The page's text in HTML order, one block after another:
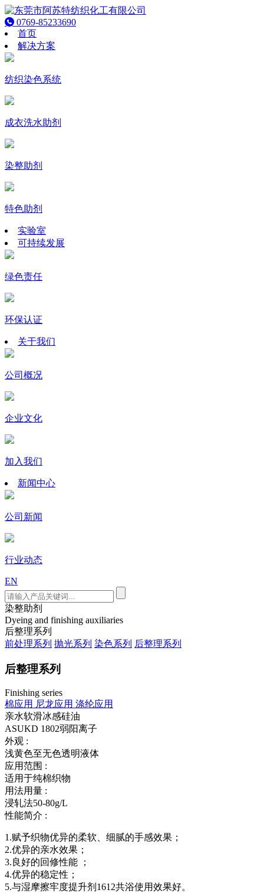
0769-85233690
首页
解决方案
纺织染色系统
成衣洗水助剂
染整助剂
特色助剂
实验室
可持续发展
绿色责任
环保认证
关于我们
公司概况
企业文化
加入我们
新闻中心
公司新闻
行业动态
EN
染整助剂
Dyeing and finishing auxiliaries
后整理系列
前处理系列 抛光系列 染色系列 后整理系列
后整理系列
Finishing series
棉应用 尼龙应用 涤纶应用
亲水软滑冰感硅油
ASUKD 1802弱阳离子
外观 :
浅黄色至无色透明液体
应用范围 :
适用于纯棉织物
用法用量 :
浸轧法50-80g/L
性能简介 :
1.赋予织物优异的柔软、细腻的手感效果；
2.优异的亲水效果；
3.良好的回修性能 ；
4.优异的稳定性；
5.与湿摩擦牢度提升剂1612共浴使用效果好。